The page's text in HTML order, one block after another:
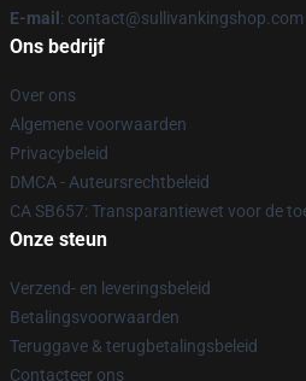
E-mail : contact@sullivankingshop.com
Ons bedrijf
Over ons
Algemene voorwaarden
Privacybeleid
DMCA - Auteursrechtbeleid
CA SB657: Transparantiewet voor de
Onze steun
Verzend- en leveringsbeleid
Betalingsvoorwaarden
Teruggave & terugbetalingsbeleid
Contacteer ons